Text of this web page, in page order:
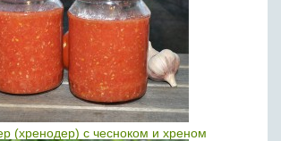
(хренодер) с чесноком и хреном